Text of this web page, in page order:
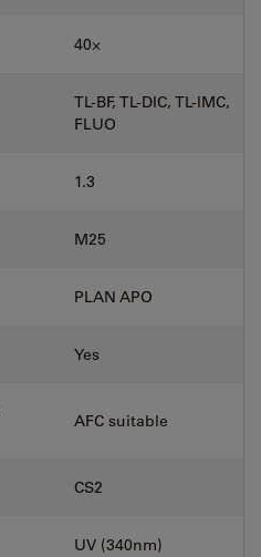
40⨉
TL-BF, TL-DIC, TL-IMC,
FLUO
1.3
M25
PLAN APO
Yes
AFC suitable
CS2
UV (340nm)